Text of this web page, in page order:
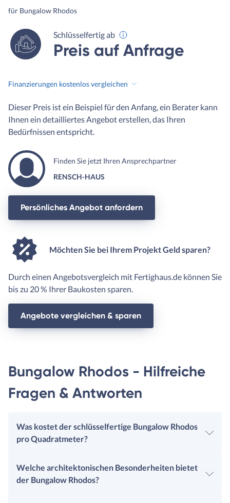
für Bungalow Rhodos
Schlüsselfertig ab
Preis auf Anfrage
Finanzierungen kostenlos vergleichen
Dieser Preis ist ein Beispiel für den Anfang, ein Berater kann
Ihnen ein detailliertes Angebot erstellen, das Ihren
Bedürfnissen entspricht.
Finden Sie jetzt Ihren Ansprechpartner
RENSCH-HAUS
Persönliches Angebot anfordern
Möchten Sie bei Ihrem Projekt Geld sparen?
Durch einen Angebotsvergleich mit Fertighaus.de können Sie
bis zu 20 % Ihrer Baukosten sparen.
Angebote vergleichen & sparen
Bungalow Rhodos - Hilfreiche
Fragen & Antworten
Was kostet der schlüsselfertige Bungalow Rhodos
pro Quadratmeter?
Welche architektonischen Besonderheiten bietet
der Bungalow Rhodos?